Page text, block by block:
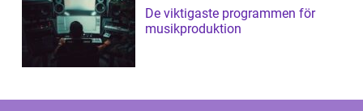
De viktigaste programmen för
musikproduktion